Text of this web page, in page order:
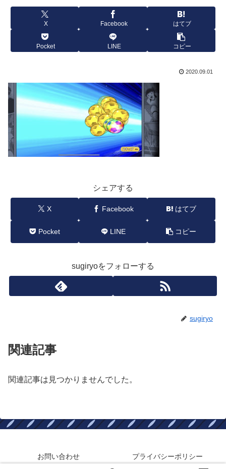
X Facebook はてブ
Pocket LINE コピー
2020.09.01
シェアする
X Facebook はてブ
Pocket LINE コピー
sugiryoをフォローする
sugiryo
関連記事
関連記事は見つかりませんでした。
お問い合わせ プライバシーポリシー